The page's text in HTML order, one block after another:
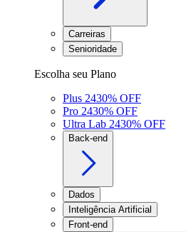
Carreiras
Senioridade
Escolha seu Plano
Plus 2430% OFF
Pro 2430% OFF
Ultra Lab 2430% OFF
Back-end
Dados
Inteligência Artificial
Front-end